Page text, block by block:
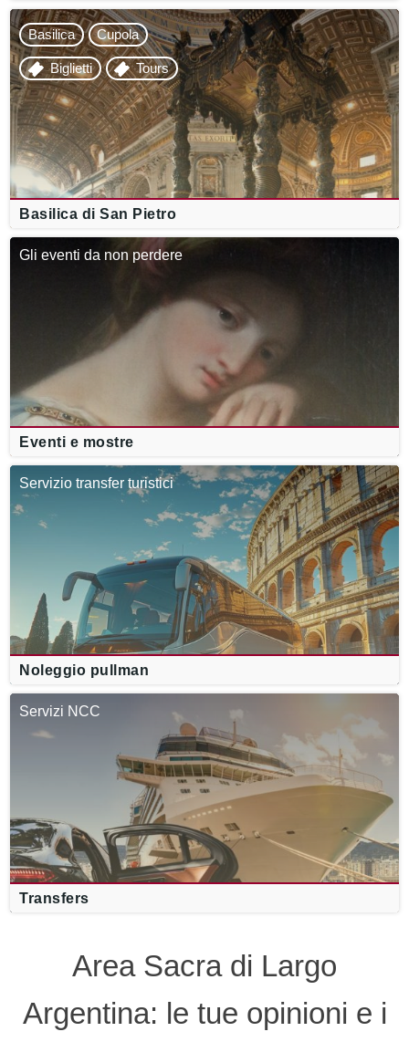
Basilica di San Pietro
Basilica Cupola
Biglietti Tours
Eventi e mostre
Gli eventi da non perdere
Noleggio pullman
Servizio transfer turistici
Transfers
Servizi NCC
Area Sacra di Largo
Argentina: le tue opinioni e i